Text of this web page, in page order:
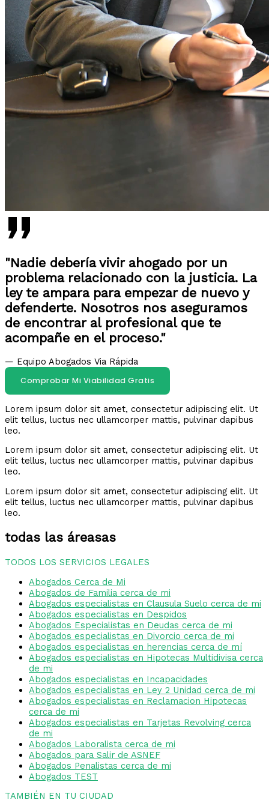
"Nadie debería vivir ahogado por un
problema relacionado con la justicia. La
ley te ampara para empezar de nuevo y
defenderte. Nosotros nos aseguramos
de encontrar al profesional que te
acompañe en el proceso."
— Equipo Abogados Via Rápida
Comprobar Mi Viabilidad Gratis
Lorem ipsum dolor sit amet, consectetur adipiscing elit. Ut
elit tellus, luctus nec ullamcorper mattis, pulvinar dapibus
leo.
Lorem ipsum dolor sit amet, consectetur adipiscing elit. Ut
elit tellus, luctus nec ullamcorper mattis, pulvinar dapibus
leo.
Lorem ipsum dolor sit amet, consectetur adipiscing elit. Ut
elit tellus, luctus nec ullamcorper mattis, pulvinar dapibus
leo.
todas las áreasas
TODOS LOS SERVICIOS LEGALES
Abogados Cerca de Mi
Abogados de Familia cerca de mi
Abogados especialistas en Clausula Suelo cerca de mi
Abogados especialistas en Despidos
Abogados Especialistas en Deudas cerca de mi
Abogados especialistas en Divorcio cerca de mi
Abogados especialistas en herencias cerca de mí
Abogados especialistas en Hipotecas Multidivisa cerca
de mi
Abogados especialistas en Incapacidades
Abogados especialistas en Ley 2 Unidad cerca de mi
Abogados especialistas en Reclamacion Hipotecas
cerca de mi
Abogados especialistas en Tarjetas Revolving cerca
de mi
Abogados Laboralista cerca de mi
Abogados para Salir de ASNEF
Abogados Penalistas cerca de mi
Abogados TEST
TAMBIÉN EN TU CIUDAD